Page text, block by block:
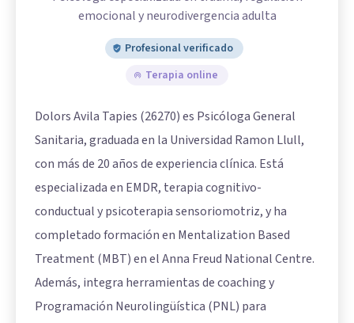
emocional y neurodivergencia adulta
Profesional verificado
Terapia online
Dolors Avila Tapies (26270) es Psicóloga General
Sanitaria, graduada en la Universidad Ramon Llull,
con más de 20 años de experiencia clínica. Está
especializada en EMDR, terapia cognitivo-
conductual y psicoterapia sensoriomotriz, y ha
completado formación en Mentalization Based
Treatment (MBT) en el Anna Freud National Centre.
Además, integra herramientas de coaching y
Programación Neurolingüística (PNL) para